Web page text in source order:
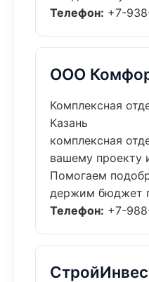
Телефон: +7-
ООО
Комплексная
Казань
комплексная
вашему проекту
Помогаем
держим бюджет
Телефон: +7-